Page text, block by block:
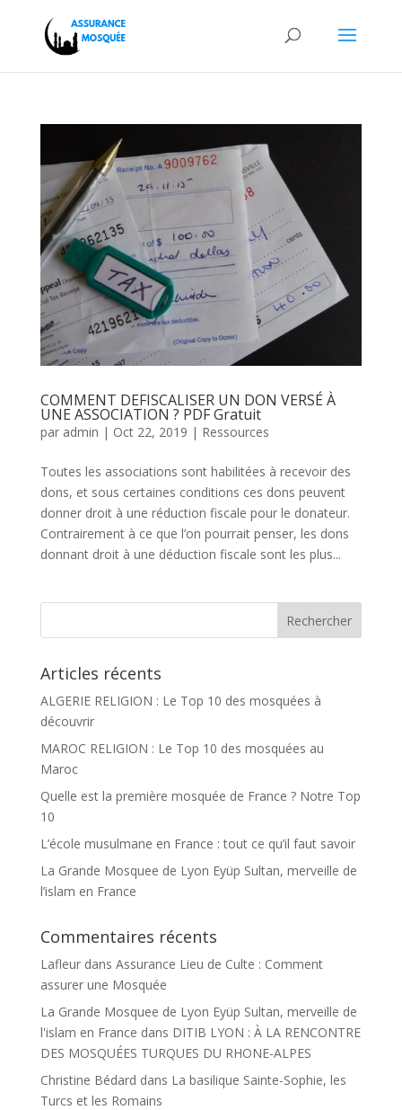
COMMENT DEFISCALISER UN DON VERSÉ À
UNE ASSOCIATION ? PDF Gratuit
par admin | Oct 22, 2019 | Ressources
Toutes les associations sont habilitées à recevoir des
dons, et sous certaines conditions ces dons peuvent
donner droit à une réduction fiscale pour le donateur.
Contrairement à ce que l’on pourrait penser, les dons
donnant droit à une déduction fiscale sont les plus...
Articles récents
ALGERIE RELIGION : Le Top 10 des mosquées à
découvrir
MAROC RELIGION : Le Top 10 des mosquées au
Maroc
Quelle est la première mosquée de France ? Notre Top
10
L’école musulmane en France : tout ce qu’il faut savoir
La Grande Mosquee de Lyon Eyüp Sultan, merveille de
l’islam en France
Commentaires récents
Lafleurdans Assurance Lieu de Culte : Comment
assurer une Mosquée
La Grande Mosquee de Lyon Eyüp Sultan, merveille de
l'islam en France dans DITIB LYON : À LA RENCONTRE
DES MOSQUÉES TURQUES DU RHONE-ALPES
Christine Bédard dans La basilique Sainte-Sophie, les
Turcs et les Romains